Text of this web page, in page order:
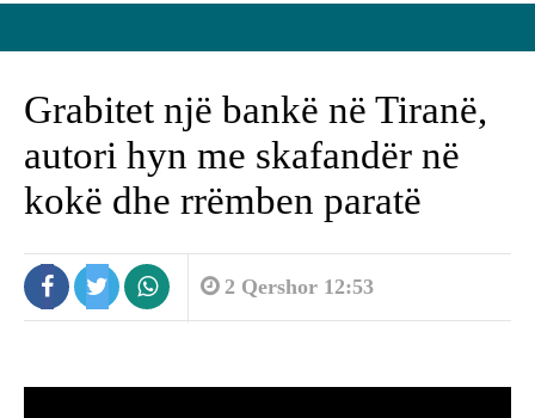
Grabitet një bankë në Tiranë,
autori hyn me skafandër në
kokë dhe rrëmben paratë
2 Qershor 12:53